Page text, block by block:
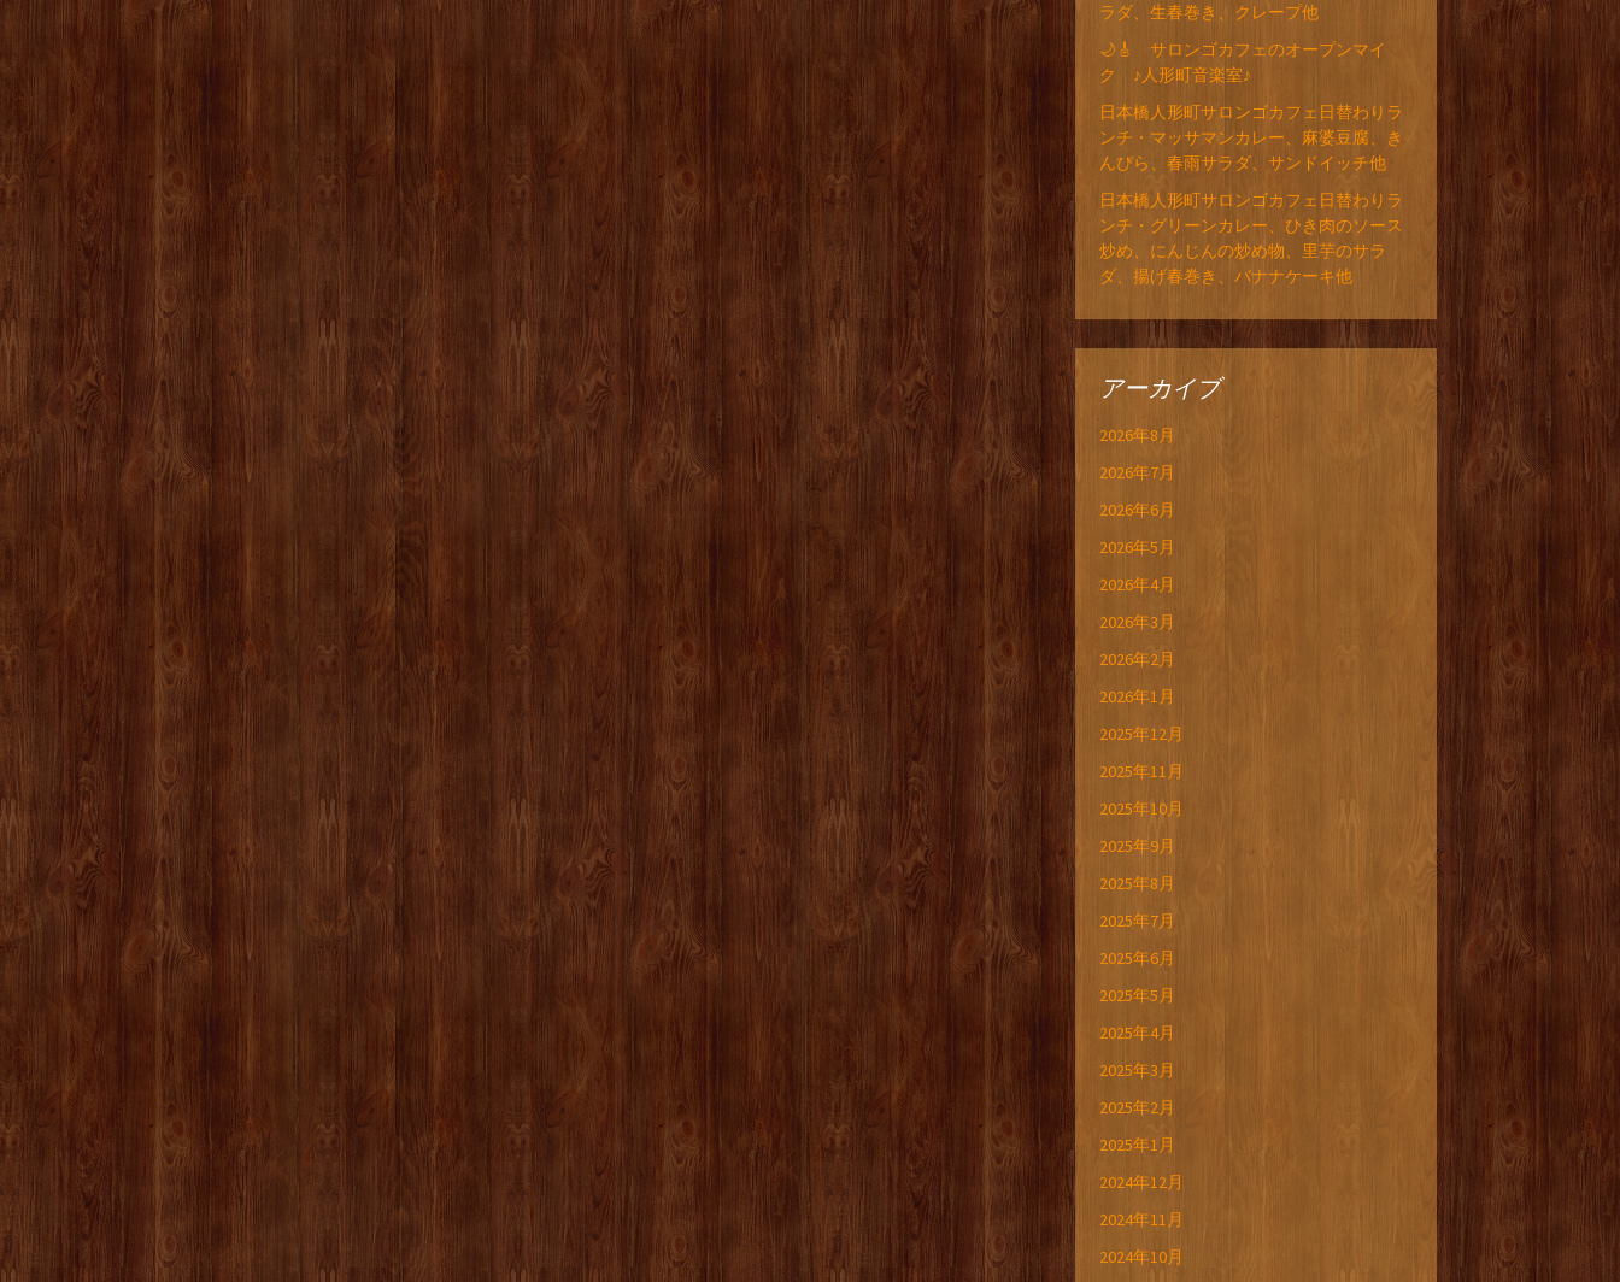
ラダ、生春巻き、クレープ他
🌙🎸 サロンゴカフェのオープンマイ
ク ♪人形町音楽室♪
日本橋人形町サロンゴカフェ日替わりラ
ンチ・マッサマンカレー、麻婆豆腐、き
んぴら、春雨サラダ、サンドイッチ他
日本橋人形町サロンゴカフェ日替わりラ
ンチ・グリーンカレー、ひき肉のソース
炒め、にんじんの炒め物、里芋のサラ
ダ、揚げ春巻き、バナナケーキ他
アーカイブ
2026年8月
2026年7月
2026年6月
2026年5月
2026年4月
2026年3月
2026年2月
2026年1月
2025年12月
2025年11月
2025年10月
2025年9月
2025年8月
2025年7月
2025年6月
2025年5月
2025年4月
2025年3月
2025年2月
2025年1月
2024年12月
2024年11月
2024年10月